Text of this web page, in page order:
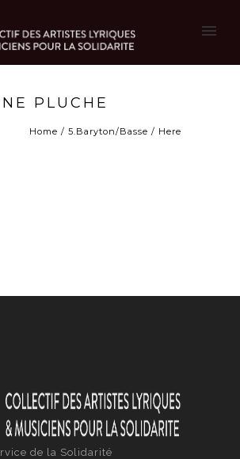
PLUCHE
Home / 5.Baryton/Basse / Here
de la Solidarité